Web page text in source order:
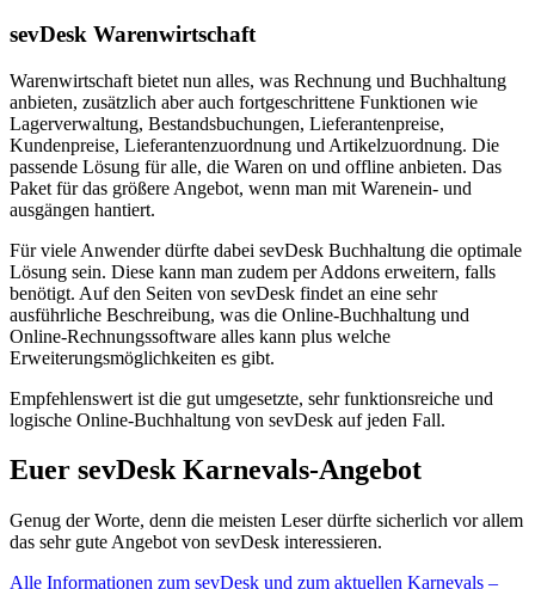
sevDesk Warenwirtschaft
Warenwirtschaft bietet nun alles, was Rechnung und Buchhaltung
anbieten, zusätzlich aber auch fortgeschrittene Funktionen wie
Lagerverwaltung, Bestandsbuchungen, Lieferantenpreise,
Kundenpreise, Lieferantenzuordnung und Artikelzuordnung. Die
passende Lösung für alle, die Waren on und offline anbieten. Das
Paket für das größere Angebot, wenn man mit Warenein- und
ausgängen hantiert.
Für viele Anwender dürfte dabei sevDesk Buchhaltung die optimale
Lösung sein. Diese kann man zudem per Addons erweitern, falls
benötigt. Auf den Seiten von sevDesk findet an eine sehr
ausführliche Beschreibung, was die Online-Buchhaltung und
Online-Rechnungssoftware alles kann plus welche
Erweiterungsmöglichkeiten es gibt.
Empfehlenswert ist die gut umgesetzte, sehr funktionsreiche und
logische Online-Buchhaltung von sevDesk auf jeden Fall.
Euer sevDesk Karnevals-Angebot
Genug der Worte, denn die meisten Leser dürfte sicherlich vor allem
das sehr gute Angebot von sevDesk interessieren.
Alle Informationen zum sevDesk und zum aktuellen Karnevals –